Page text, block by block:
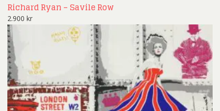
Richard Ryan – Savile Row
2.900 kr